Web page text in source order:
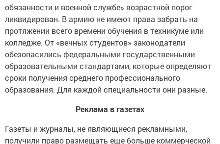
обязанности и военной службе» возрастной порог
ликвидирован. В армию не имеют права забрать на
протяжении всего времени обучения в техникуме или
колледже. От «вечных студентов» законодатели
обезопасились федеральными государственными
образовательными стандартами, которые определяют
сроки получения среднего профессионального
образования. Для каждой специальности они разные.
Реклама в газетах
Газеты и журналы, не являющиеся рекламными,
получили право размещать еще больше коммерческой